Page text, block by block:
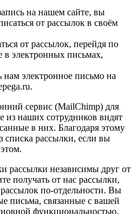
на нашем сайте, вы
от рассылок в своём
от рассылок, перейдя по
в электронных письмах,
электронное письмо на
сервис (MailChimp) для
из наших сотрудников видят
в них. Благодаря этому
списка рассылки, если вы
рассылки независимы друг от
получать от нас рассылки,
по-отдельности. Вы
письма, связанные с вашей
функциональностью,